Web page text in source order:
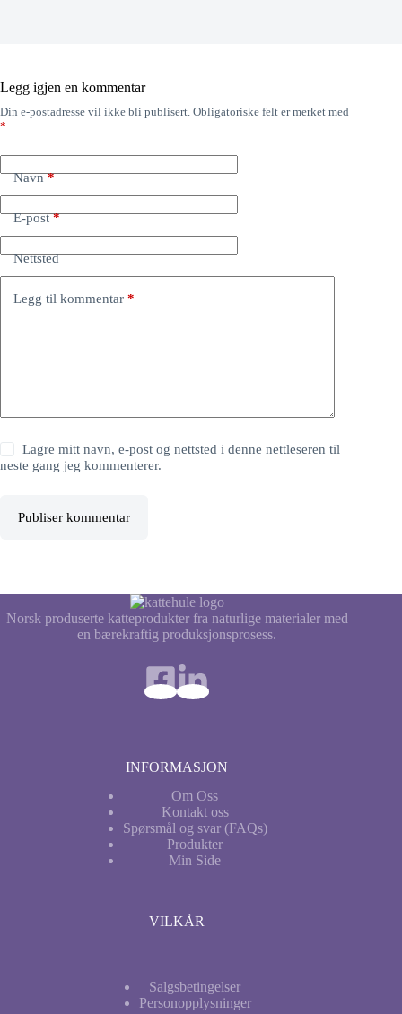
Legg igjen en kommentar
Din e-postadresse vil ikke bli publisert. Obligatoriske felt er merket med
*
Navn*
E-post*
Nettsted
Legg til kommentar *
Lagre mitt navn, e-post og nettsted i denne nettleseren til
neste gang jeg kommenterer.
Publiser kommentar
Norsk produserte katteprodukter fra naturlige materialer med
en bærekraftig produksjonsprosess.
INFORMASJON
Om Oss
Kontakt oss
Spørsmål og svar (FAQs)
Produkter
Min Side
VILKÅR
Salgsbetingelser
Personopplysninger